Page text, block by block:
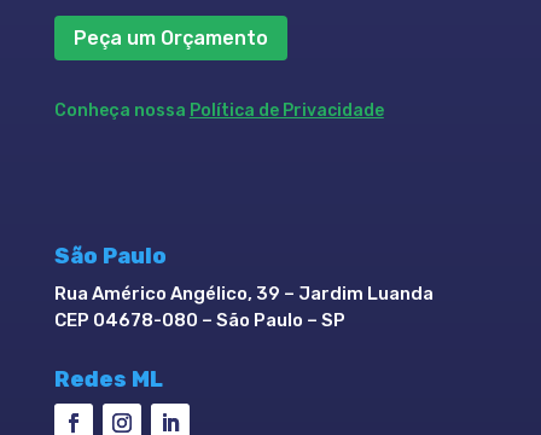
Peça um Orçamento
Conheça nossa Política de Privacidade
São Paulo
Rua Américo Angélico, 39 – Jardim Luanda
CEP 04678-080 – São Paulo – SP
Redes ML